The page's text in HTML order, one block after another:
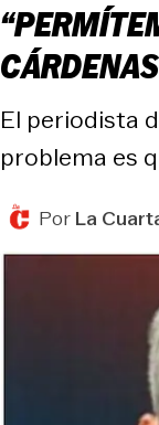
CÁRDENAS
El periodista
problema es
PorLa